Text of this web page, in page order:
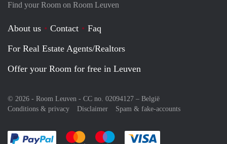
Find your Room on Room Leuven
About us Contact
Faq
For Real Estate Agents/Realtors
Offer your Room for free in Leuven
© 2026 - Room Leuven - CC no. 02094127 – België
Conditions & privacy
Disclaimer Spam & fake-accounts
Pay easily with :payment method
Pay easily with :payment method
Pay easily with :payment method